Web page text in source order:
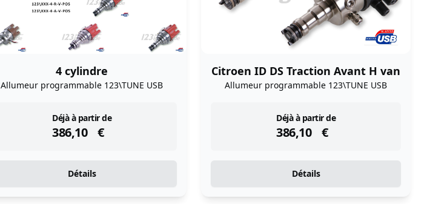
4 cylindre
Allumeur programmable 123\TUNE USB
Déjà à partir de
386,10 €
instock
Détails
Citroen ID DS Traction Avant H van
Allumeur programmable 123\TUNE USB
Déjà à partir de
386,10 €
instock
Détails